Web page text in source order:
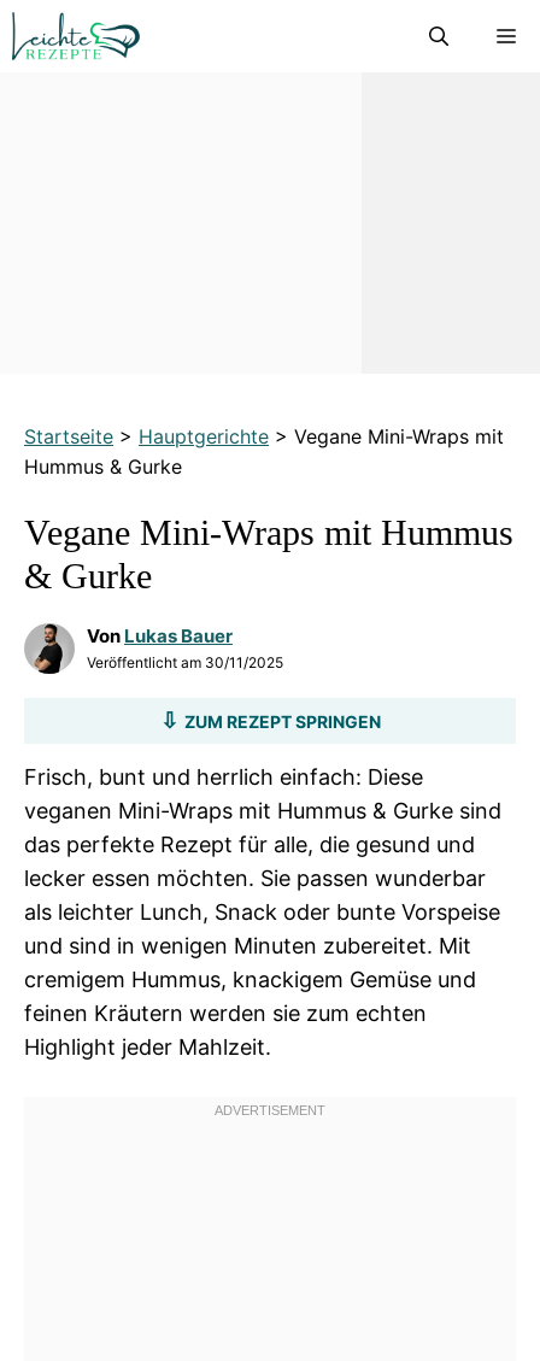
Zum
Inhalt
Startseite > Hauptgerichte > Vegane Mini-Wraps mit
Hummus & Gurke
Vegane Mini-Wraps mit Hummus
& Gurke
Von Lukas Bauer
Veröffentlicht am 30/11/2025
ZUM REZEPT SPRINGEN
Frisch, bunt und herrlich einfach: Diese
veganen Mini-Wraps mit Hummus & Gurke sind
das perfekte Rezept für alle, die gesund und
lecker essen möchten. Sie passen wunderbar
als leichter Lunch, Snack oder bunte Vorspeise
und sind in wenigen Minuten zubereitet. Mit
cremigem Hummus, knackigem Gemüse und
feinen Kräutern werden sie zum echten
Highlight jeder Mahlzeit.